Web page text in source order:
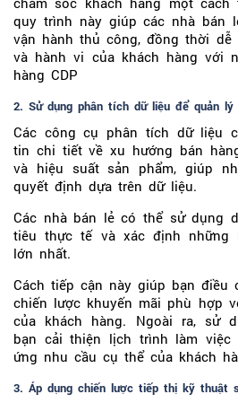
quy trình này giúp các nhà bán
vận hành thủ công, đồng thời dễ
và hành vi của khách hàng với
hàng CDP
2. Sử dụng phân tích dữ liệu để quản
Các công cụ phân tích dữ liệu
tin chi tiết về xu hướng bán
và hiệu suất sản phẩm, giúp
quyết định dựa trên dữ liệu.
Các nhà bán lẻ có thể sử dụng
tiêu thực tế và xác định những
lớn nhất.
Cách tiếp cận này giúp bạn điều
chiến lược khuyến mãi phù hợp
của khách hàng. Ngoài ra, sử
bạn cải thiện lịch trình làm việc
ứng nhu cầu cụ thể của khách
3. Áp dụng chiến lược tiếp thị kỹ thuật